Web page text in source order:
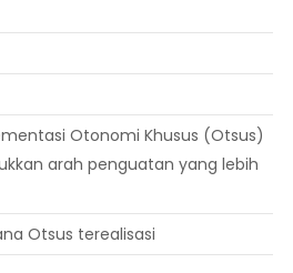
Otonomi Khusus (Otsus)
arah penguatan yang lebih
Otsus terealisasi